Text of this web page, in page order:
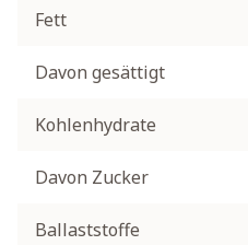
Fett
Davon gesättigt
Kohlenhydrate
Davon Zucker
Ballaststoffe